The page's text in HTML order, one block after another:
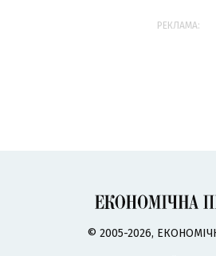
РЕКЛАМА:
© 2005-2026,